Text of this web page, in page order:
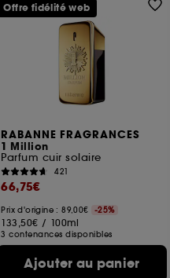
RABANNE FRAGRANCES
1 Million
Parfum cuir solaire
421
66,75€
Prix d'origine : 89,00€ -25%
133,50€ / 100ml
3 contenances disponibles
Ajouter au panier
Offre fidélité web